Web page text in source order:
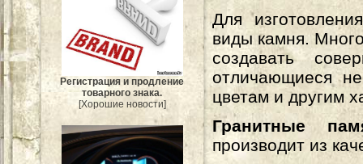
Регистрация и продление
товарного знака.
[Хорошие новости]
Для
виды камня.
создавать
отличающиеся
цветам и другим
Гранитные
производит из